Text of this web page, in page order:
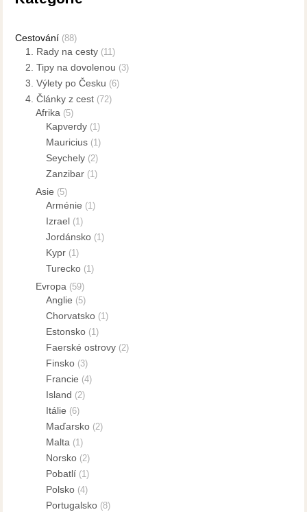
Cestování (88)
1. Rady na cesty (11)
2. Tipy na dovolenou (3)
3. Výlety po Česku (6)
4. Články z cest (72)
Afrika (5)
Kapverdy (1)
Mauricius (1)
Seychely (2)
Zanzibar (1)
Asie (5)
Arménie (1)
Izrael (1)
Jordánsko (1)
Kypr (1)
Turecko (1)
Evropa (59)
Anglie (5)
Chorvatsko (1)
Estonsko (1)
Faerské ostrovy (2)
Finsko (3)
Francie (4)
Island (2)
Itálie (6)
Maďarsko (2)
Malta (1)
Norsko (2)
Pobatlí (1)
Polsko (4)
Portugalsko (8)